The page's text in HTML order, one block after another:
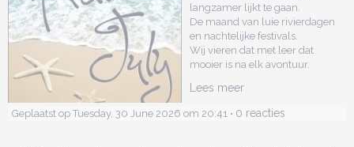
langzamer lijkt te gaan.
De maand van luie rivierdagen
en nachtelijke festivals.
Wij vieren dat met leer dat
mooier is na elk avontuur.
Lees meer
Geplaatst op Tuesday, 30 June 2026 om 20:41 • 0 reacties